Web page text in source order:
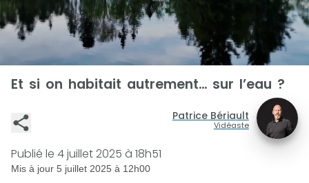
Et si on habitait autrement… sur l’eau ?
Patrice Bériault
Vidéaste
Publié le 4 juillet 2025 à 18h51
Mis à jour 5 juillet 2025 à 12h00